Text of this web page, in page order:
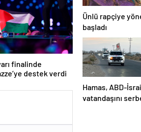
finalinde
destek verdi
Ünlü rapçiye
başladı
Hamas, ABD-
vatandaşını